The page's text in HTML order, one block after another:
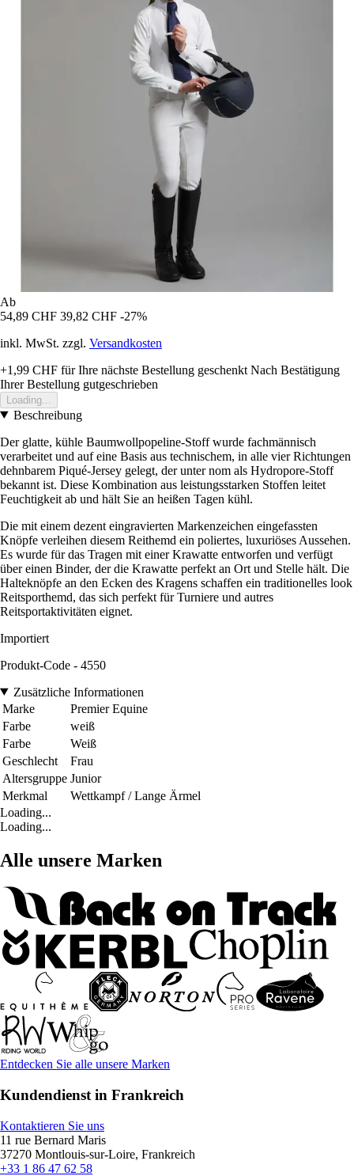
Ab
54,89 CHF 39,82 CHF -27%
inkl. MwSt. zzgl. Versandkosten
+1,99 CHF für Ihre nächste Bestellung geschenkt Nach Bestätigung
Ihrer Bestellung gutgeschrieben
Loading...
Beschreibung
Der glatte, kühle Baumwollpopeline-Stoff wurde fachmännisch
verarbeitet und auf eine Basis aus technischem, in alle vier Richtungen
dehnbarem Piqué-Jersey gelegt, der unter nom als Hydropore-Stoff
bekannt ist. Diese Kombination aus leistungsstarken Stoffen leitet
Feuchtigkeit ab und hält Sie an heißen Tagen kühl.
Die mit einem dezent eingravierten Markenzeichen eingefassten
Knöpfe verleihen diesem Reithemd ein poliertes, luxuriöses Aussehen.
Es wurde für das Tragen mit einer Krawatte entworfen und verfügt
über einen Binder, der die Krawatte perfekt an Ort und Stelle hält. Die
Halteknöpfe an den Ecken des Kragens schaffen ein traditionelles look
Reitsporthemd, das sich perfekt für Turniere und autres
Reitsportaktivitäten eignet.
Importiert
Produkt-Code - 4550
Zusätzliche Informationen
Marke
Premier Equine
Farbe
weiß
Farbe
Weiß
Geschlecht
Frau
Altersgruppe Junior
Merkmal
Wettkampf / Lange Ärmel
Loading...
Loading...
Alle unsere Marken
Entdecken Sie alle unsere Marken
Kundendienst in Frankreich
Kontaktieren Sie uns
11 rue Bernard Maris
37270 Montlouis-sur-Loire, Frankreich
+33 1 86 47 62 58